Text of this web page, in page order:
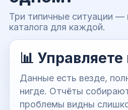
Три типичные ситуации —
каталога для каждой.
📊
Данные есть везде,
нигде. Отчёты
проблемы видны